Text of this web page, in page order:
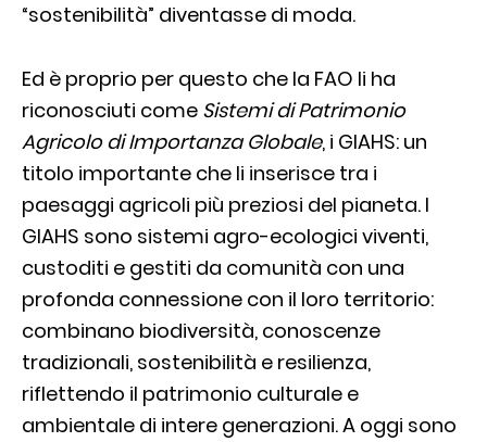
“sostenibilità” diventasse di moda.
Ed è proprio per questo che la FAO li ha
riconosciuti come Sistemi di Patrimonio
Agricolo di Importanza Globale, i GIAHS: un
titolo importante che li inserisce tra i
paesaggi agricoli più preziosi del pianeta. I
GIAHS sono sistemi agro-ecologici viventi,
custoditi e gestiti da comunità con una
profonda connessione con il loro territorio:
combinano biodiversità, conoscenze
tradizionali, sostenibilità e resilienza,
riflettendo il patrimonio culturale e
ambientale di intere generazioni. A oggi sono